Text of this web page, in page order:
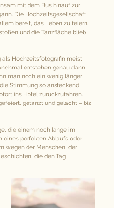
mit dem Bus hinauf zur
Die Hochzeitsgesellschaft
bereit, das Leben zu feiern.
und die Tanzfläche blieb
als Hochzeitsfotografin meist
entstehen genau dann
man noch ein wenig länger
Stimmung so ansteckend,
ins Hotel zurückzufahren.
getanzt und gelacht – bis
die einem noch lange im
eines perfekten Ablaufs oder
wegen der Menschen, der
die den Tag